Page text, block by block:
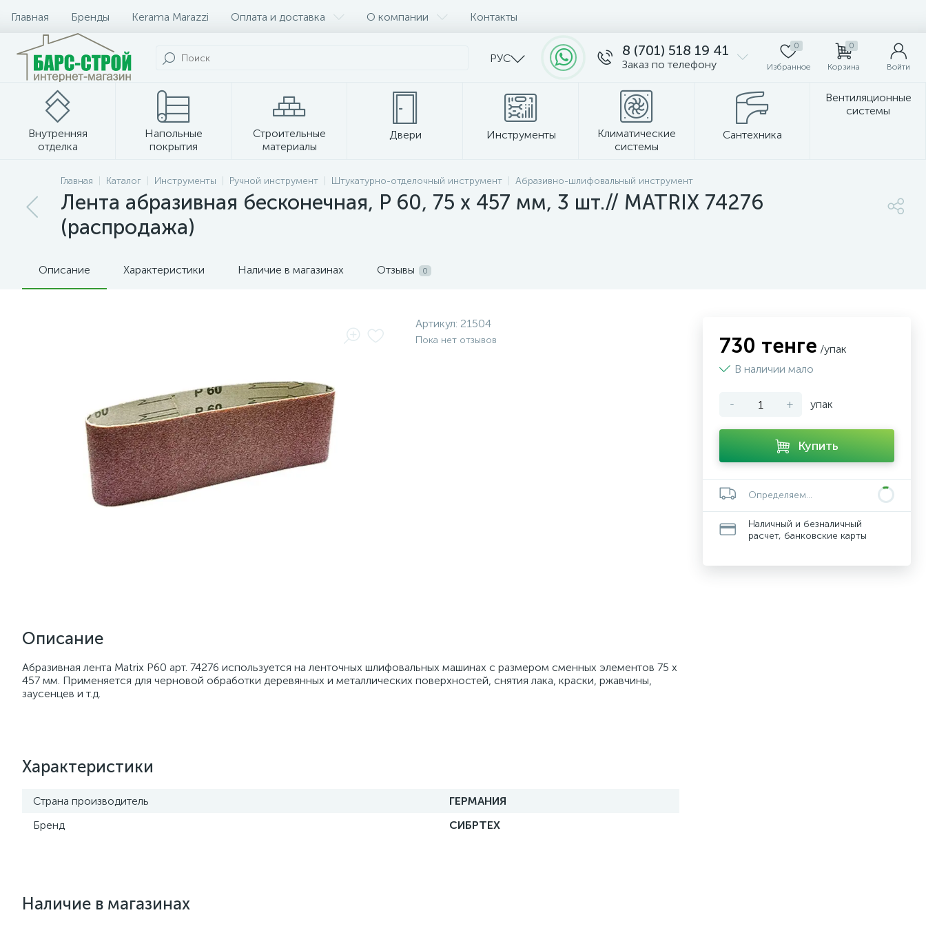
Главная Бренды Kerama Marazzi Оплата и доставка О компании Контакты
РУС 8 (701) 518 19 41
Заказ по телефону
0
Избранное
0
Корзина Войти
Внутренняя
отделка
Напольные
покрытия
Строительные
материалы
Двери Инструменты
Климатические
системы
Сантехника
Вентиляционные
системы
Плитка и керамогранит Прочее
Главная Каталог Инструменты Ручной инструмент Штукатурно-отделочный инструмент Абразивно-шлифовальный инструмент
Лента абразивная бесконечная, P 60, 75 х 457 мм, 3 шт.// MATRIX 74276
(распродажа)
Описание Характеристики Наличие в магазинах Отзывы 0
Артикул: 21504
Пока нет отзывов
Описание
Абразивная лента Matrix Р60 арт. 74276 используется на ленточных шлифовальных машинах с размером сменных элементов 75 х
457 мм. Применяется для черновой обработки деревянных и металлических поверхностей, снятия лака, краски, ржавчины,
заусенцев и т.д.
Характеристики
Страна производитель
ГЕРМАНИЯ
Бренд
СИБРТЕХ
Наличие в магазинах
730 тенге /упак
В наличии мало
- + упак
Купить
Определяем...
Наличный и безналичный
расчет, банковские карты